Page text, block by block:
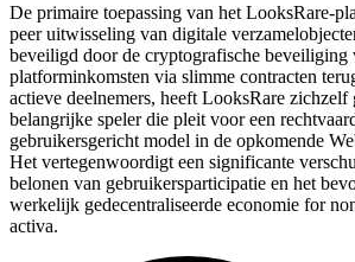
De primaire toepassing van het LooksRare-
peer uitwisseling van digitale
beveiligd door de cryptografische beveiliging
platforminkomsten via slimme contracten
actieve deelnemers, heeft LooksRare zichzelf
belangrijke speler die pleit voor een
gebruikersgericht model in de opkomende
Het vertegenwoordigt een significante
belonen van gebruikersparticipatie en het
werkelijk gedecentraliseerde economie for
activa.